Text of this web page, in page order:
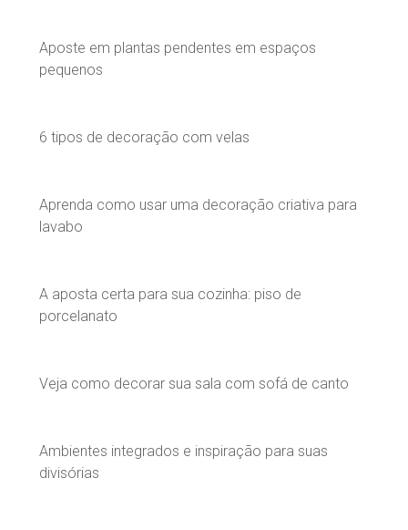
Aposte em plantas pendentes em espaços
pequenos
6 tipos de decoração com velas
Aprenda como usar uma decoração criativa para
lavabo
A aposta certa para sua cozinha: piso de
porcelanato
Veja como decorar sua sala com sofá de canto
Ambientes integrados e inspiração para suas
divisórias